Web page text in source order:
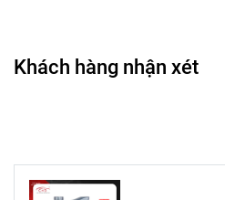
Khách hàng nhận xét